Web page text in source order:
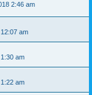
2:46 am
am
am
am